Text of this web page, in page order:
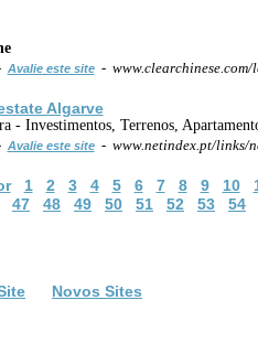
Avalie este site-
Algarve
- Investimentos, Terrenos,
Avalie este site- www.netindex.pt/links/
1 2 3 4 5 6 7 8 9 10
47 48 49 50 51 52 53 54
Novos Sites